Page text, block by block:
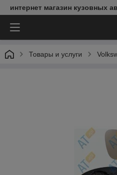
интернет магазин кузовных
Товары и услуги